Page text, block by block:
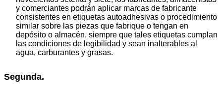
y comerciantes podrán aplicar marcas de fabricante
consistentes en etiquetas autoadhesivas o procedimiento
similar sobre las piezas que fabrique o tengan en
depósito o almacén, siempre que tales etiquetas cumplan
las condiciones de legibilidad y sean inalterables al
agua, carburantes y grasas.
Segunda.